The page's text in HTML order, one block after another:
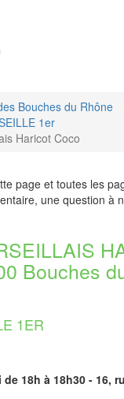
Bouches du Rhône
1er
Haricot Coco
page et toutes les
une question à
Bouches
1ER
18h à 18h30 - 16,